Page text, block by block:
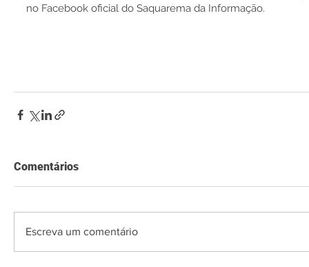
no Facebook oficial do Saquarema da Informação.
Comentários
Escreva um comentário